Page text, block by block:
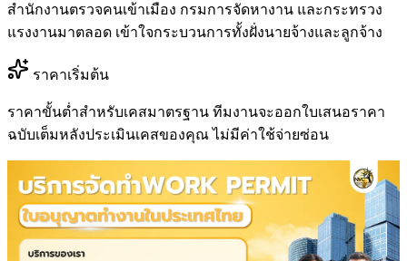
สำนักงานตรวจคนเข้าเมือง กรมการจัดหางาน และกระทรวง
แรงงานมาตลอด เข้าใจกระบวนการทั้งฝั่งนายจ้างและลูกจ้าง
ราคาเริ่มต้น
ราคาขั้นต่ำสำหรับเคสมาตรฐาน ทีมงานจะออกใบเสนอราคา
ฉบับเต็มหลังประเมินเคสของคุณ ไม่มีค่าใช้จ่ายซ่อน